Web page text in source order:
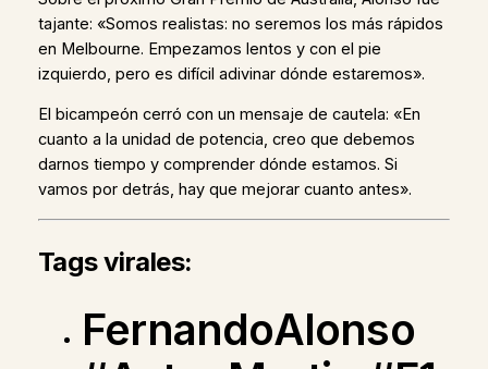
tajante: «Somos realistas: no seremos los más rápidos
en Melbourne. Empezamos lentos y con el pie
izquierdo, pero es difícil adivinar dónde estaremos».
El bicampeón cerró con un mensaje de cautela: «En
cuanto a la unidad de potencia, creo que debemos
darnos tiempo y comprender dónde estamos. Si
vamos por detrás, hay que mejorar cuanto antes».
Tags virales:
FernandoAlonso